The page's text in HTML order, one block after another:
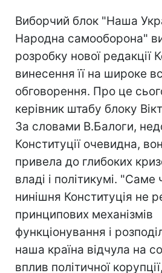
Виборчий блок "Наша
Народна самооборона"
розробку нової редакції
винесення її на широке
обговорення. Про це
керівник штабу блоку
За словами В.Балоги,
Конституції очевидна,
привела до глибоких
владі і політикумі.
нинішня Конституція не
принципових механізмів
функціонування і
наша країна відчула на
вплив політичної